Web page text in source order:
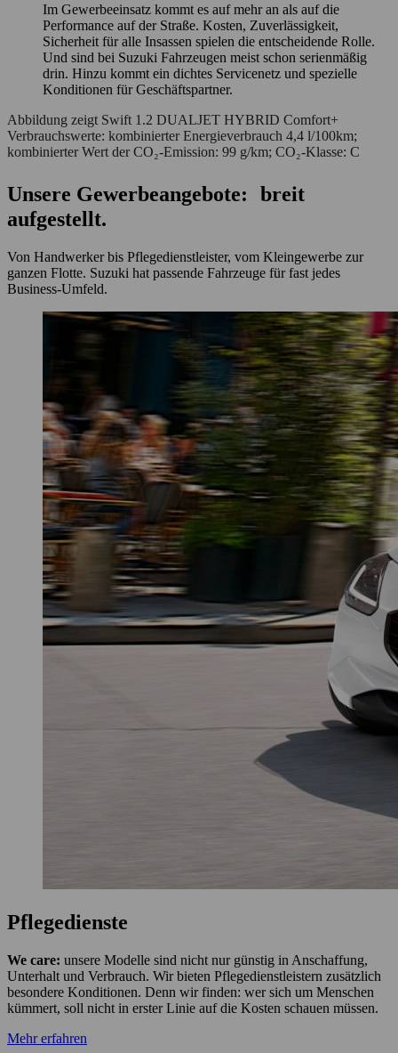
Im Gewerbeeinsatz kommt es auf mehr an als auf die
Performance auf der Straße. Kosten, Zuverlässigkeit,
Sicherheit für alle Insassen spielen die entscheidende Rolle.
Und sind bei Suzuki Fahrzeugen meist schon serienmäßig
drin. Hinzu kommt ein dichtes Servicenetz und spezielle
Konditionen für Geschäftspartner.
Abbildung zeigt Swift 1.2 DUALJET HYBRID Comfort+
Verbrauchswerte: kombinierter Energieverbrauch 4,4 l/100km;
kombinierter Wert der CO₂-Emission: 99 g/km; CO₂-Klasse: C
Unsere Gewerbeangebote: breit
aufgestellt.
Von Handwerker bis Pflegedienstleister, vom Kleingewerbe zur
ganzen Flotte. Suzuki hat passende Fahrzeuge für fast jedes
Business-Umfeld.
Pflegedienste
We care: unsere Modelle sind nicht nur günstig in Anschaffung,
Unterhalt und Verbrauch. Wir bieten Pflegedienstleistern zusätzlich
besondere Konditionen. Denn wir finden: wer sich um Menschen
kümmert, soll nicht in erster Linie auf die Kosten schauen müssen.
Mehr erfahren